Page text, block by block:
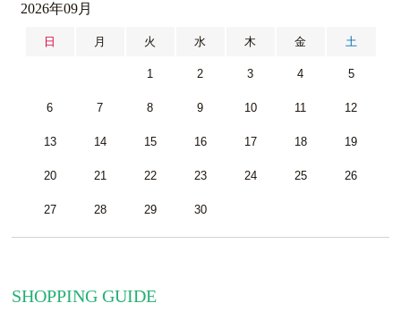
2026年09月
日 月 火 水 木 金 土
1 2 3 4 5
6 7 8 9 10 11 12
13 14 15 16 17 18 19
20 21 22 23 24 25 26
27 28 29 30
SHOPPING GUIDE